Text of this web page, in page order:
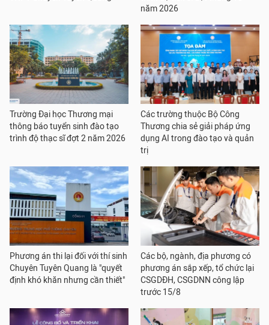
năm 2026
Trường Đại học Thương mại
thông báo tuyển sinh đào tạo
trình độ thạc sĩ đợt 2 năm 2026
Các trường thuộc Bộ Công
Thương chia sẻ giải pháp ứng
dụng AI trong đào tạo và quản
trị
Phương án thi lại đối với thí sinh
Chuyên Tuyên Quang là "quyết
định khó khăn nhưng cần thiết"
Các bộ, ngành, địa phương có
phương án sắp xếp, tổ chức lại
CSGDĐH, CSGDNN công lập
trước 15/8